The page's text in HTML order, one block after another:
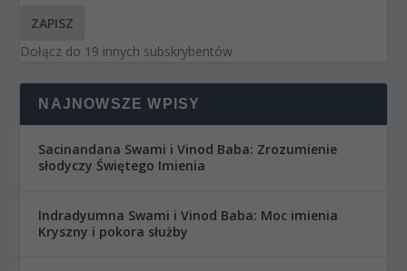
ZAPISZ
Dołącz do 19 innych subskrybentów
NAJNOWSZE WPISY
Sacinandana Swami i Vinod Baba: Zrozumienie
słodyczy Świętego Imienia
Indradyumna Swami i Vinod Baba: Moc imienia
Kryszny i pokora służby